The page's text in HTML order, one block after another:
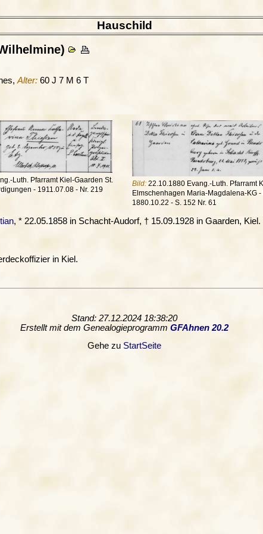
Hauschild
Alter: 60 J 7 M 6 T
Luth. Pfarramt Kiel-Gaarden St.
- 1911.07.08 - Nr. 219
Bild: 22.10.1880 Evang.-Luth. Pfarramt
Elmschenhagen Maria-Magdalena-KG
1880.10.22 - S. 152 Nr. 61
, * 22.05.1858 in Schacht-Audorf, † 15.09.1928 in Gaarden, Kiel.
in Kiel.
Stand: 27.12.2024 18:38:20
Erstellt mit dem Genealogieprogramm GFAhnen 20.2
Gehe zu StartSeite